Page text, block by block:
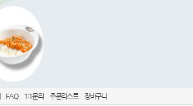
FAQ 1:1문의 주문리스트 장바구니